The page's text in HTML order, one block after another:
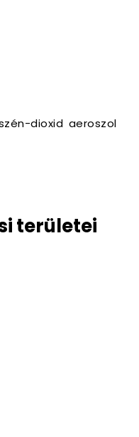
dioxid aeroszol
területei